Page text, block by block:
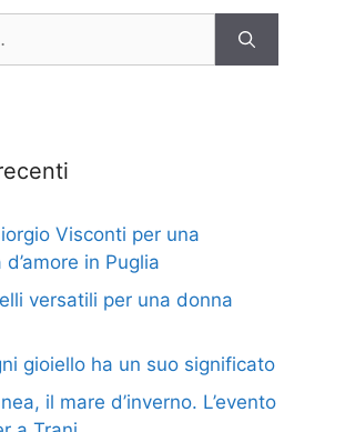
Visconti per una
in Puglia
versatili per una donna
gioiello ha un suo significato
il mare d’inverno. L’evento